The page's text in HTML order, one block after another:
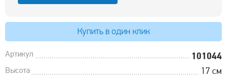
Купить в один клик
Артикул 101044
Высота 17 см